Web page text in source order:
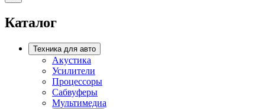
Каталог
Техника для авто
Акустика
Усилители
Процессоры
Сабвуферы
Мультимедиа